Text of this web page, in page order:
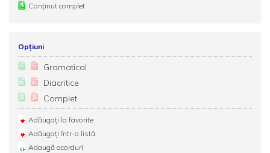
Conținut complet
Opțiuni
Gramatical
Diacritice
Complet
Adăugați la favorite
Adăugați într-o listă
Adaugă acorduri